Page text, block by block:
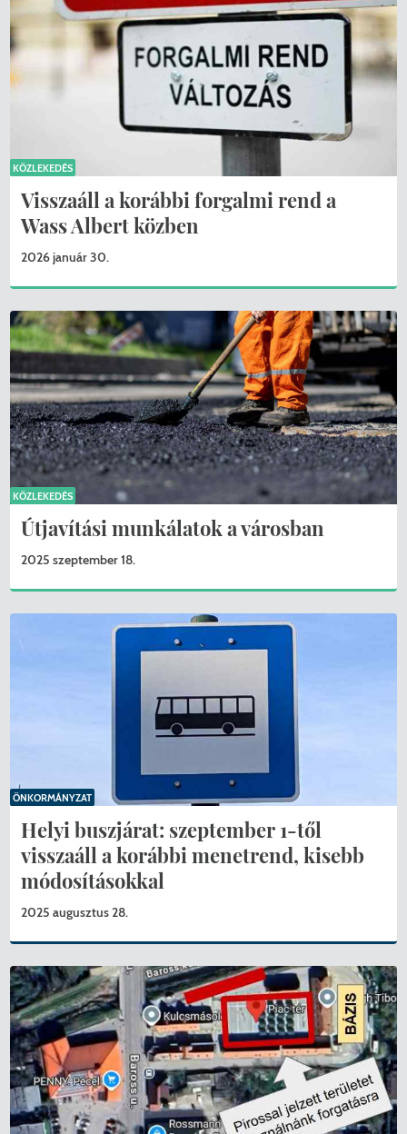
Visszaáll a korábbi forgalmi rend a
Wass Albert közben
2026 január 30.
KÖZLEKEDÉS
Útjavítási munkálatok a városban
2025 szeptember 18.
KÖZLEKEDÉS
Helyi buszjárat: szeptember 1-től
visszaáll a korábbi menetrend, kisebb
módosításokkal
2025 augusztus 28.
ÖNKORMÁNYZAT